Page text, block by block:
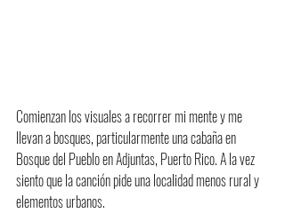
Comienzan los visuales a recorrer mi mente y me
llevan a bosques, particularmente una cabaña en
Bosque del Pueblo en Adjuntas, Puerto Rico. A la vez
siento que la canción pide una localidad menos rural y
elementos urbanos.